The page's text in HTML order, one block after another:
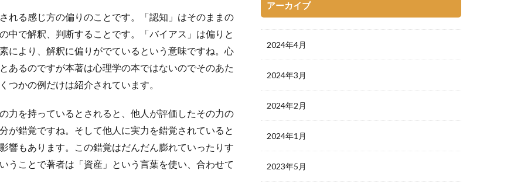
れる感じ方の偏りのことです。「認知」はそのままの
中で解釈、判断することです。「バイアス」は偏りと
により、解釈に偏りがでているという意味ですね。心
あるのですが本著は心理学の本ではないのでそのあた
つかの例だけは紹介されています。
力を持っているとされると、他人が評価したその力の
が錯覚ですね。そして他人に実力を錯覚されていると
響もあります。この錯覚はだんだん膨れていったりす
うことで著者は「資産」という言葉を使い、合わせて
アーカイブ
2024年4月
2024年3月
2024年2月
2024年1月
2023年5月